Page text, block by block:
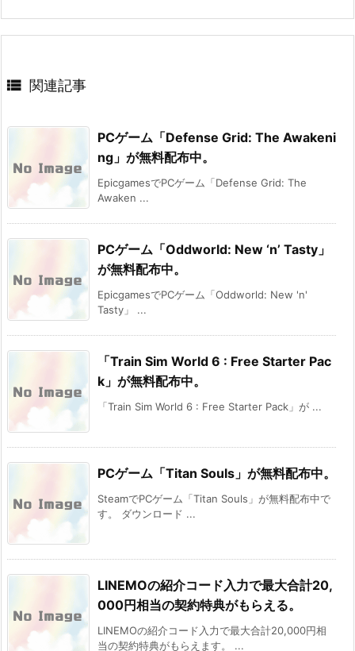
 関連記事
PCゲーム「Defense Grid: The Awakeni
ng」が無料配布中。
EpicgamesでPCゲーム「Defense Grid: The
Awaken ...
PCゲーム「Oddworld: New ‘n’ Tasty」
が無料配布中。
EpicgamesでPCゲーム「Oddworld: New 'n'
Tasty」 ...
「Train Sim World 6 : Free Starter Pac
k」が無料配布中。
「Train Sim World 6 : Free Starter Pack」が ...
PCゲーム「Titan Souls」が無料配布中。
SteamでPCゲーム「Titan Souls」が無料配布中で
す。 ダウンロード ...
LINEMOの紹介コード入力で最大合計20,
000円相当の契約特典がもらえる。
LINEMOの紹介コード入力で最大合計20,000円相
当の契約特典がもらえます。 ...